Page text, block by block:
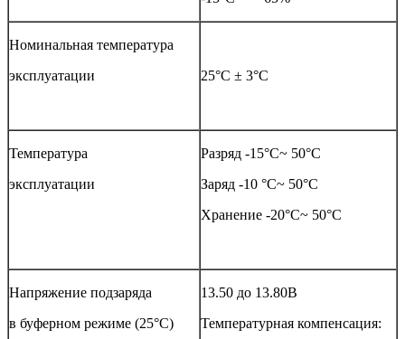
Номинальная температура
эксплуатации
25°С ± 3°С
Температура
эксплуатации
Разряд -15°С~ 50°С
Заряд -10 °С~ 50°С
Хранение -20°С~ 50°С
Напряжение подзаряда
в буферном режиме (25°С)
13.50 до 13.80В
Температурная компенсация: